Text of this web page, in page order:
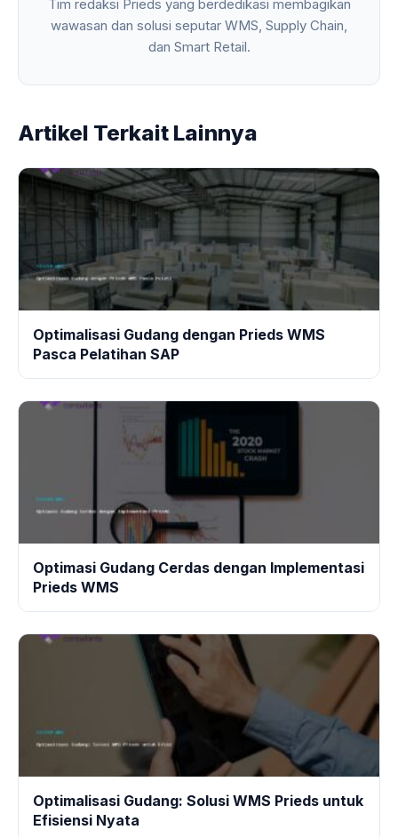
Tim redaksi Prieds yang berdedikasi membagikan
wawasan dan solusi seputar WMS, Supply Chain,
dan Smart Retail.
Artikel Terkait Lainnya
Optimalisasi Gudang dengan Prieds WMS
Pasca Pelatihan SAP
Optimasi Gudang Cerdas dengan Implementasi
Prieds WMS
Optimalisasi Gudang: Solusi WMS Prieds untuk
Efisiensi Nyata